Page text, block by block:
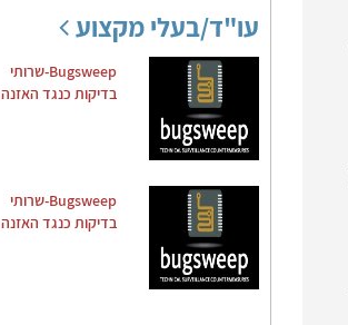
עו"ד/בעלי מקצוע
Bugsweep-שרותי
בדיקות כנגד האזנה
Bugsweep-שרותי
בדיקות כנגד האזנה